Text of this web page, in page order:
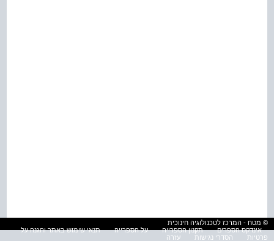
© מטח - המרכז לטכנולוגיה חינוכית
אינדקס הספרים
תקנון הספרייה על הספרייה
תנאי שימוש באתר והגנה על
פרטיות
הסדרי נגישות עזרה